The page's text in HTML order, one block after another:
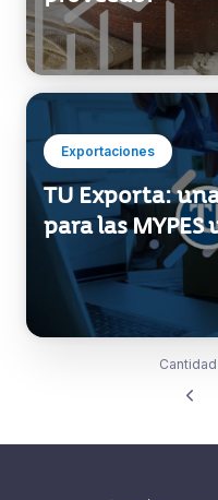
Exportaciones
TU Exporta:
para las MYPES
Cantidad